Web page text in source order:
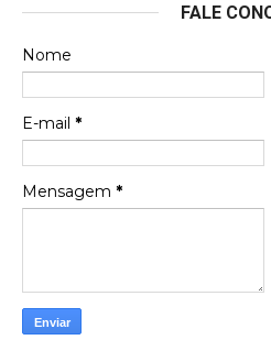
futuras aquisições, e
Francierton
Espero que tenham sentido
que estou de volta para
FALE
Nome
E-mail *
Mensagem *